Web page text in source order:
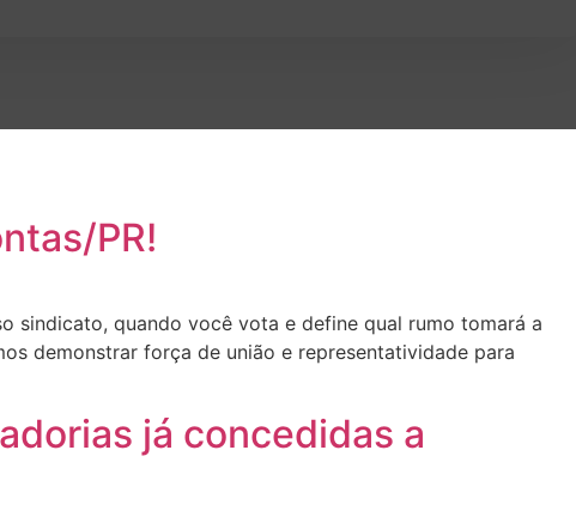
PR!
sindicato, quando você vota e define qual rumo tomará a
demonstrar força de união e representatividade para
já concedidas a